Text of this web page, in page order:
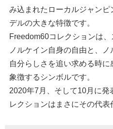
み込まれたローカルジャン
デルの大きな特徴です。
Freedom60コレクションは
ノルケイン自身の自由と、
自分らしさを追い求める時
象徴するシンボルです。
2020年7月、そして10月に発
レクションはまさにその代表